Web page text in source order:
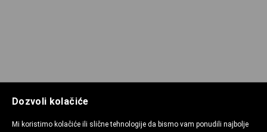
Dozvoli kolačiće
Mi koristimo kolačiće ili slične tehnologije da bismo vam ponudili najbolje